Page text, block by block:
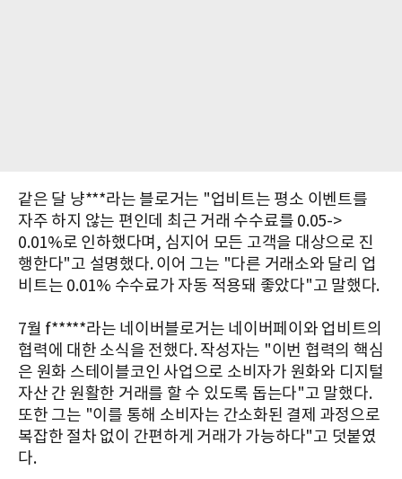
같은 달 냥***라는 블로거는 "업비트는 평소 이벤트를
자주 하지 않는 편인데 최근 거래 수수료를 0.05->
0.01%로 인하했다며, 심지어 모든 고객을 대상으로 진
행한다"고 설명했다. 이어 그는 "다른 거래소와 달리 업
비트는 0.01% 수수료가 자동 적용돼 좋았다"고 말했다.
7월 f*****라는 네이버블로거는 네이버페이와 업비트의
협력에 대한 소식을 전했다. 작성자는 "이번 협력의 핵심
은 원화 스테이블코인 사업으로 소비자가 원화와 디지털
자산 간 원활한 거래를 할 수 있도록 돕는다"고 말했다.
또한 그는 "이를 통해 소비자는 간소화된 결제 과정으로
복잡한 절차 없이 간편하게 거래가 가능하다"고 덧붙였
다.